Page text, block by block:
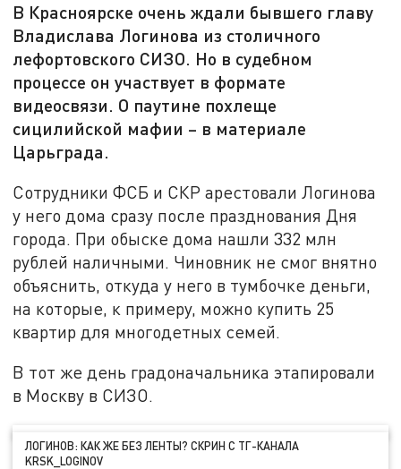
В Красноярске очень ждали бывшего главу
Владислава Логинова из столичного
лефортовского СИЗО. Но в судебном
процессе он участвует в формате
видеосвязи. О паутине похлеще
сицилийской мафии – в материале
Царьграда.
Сотрудники ФСБ и СКР арестовали Логинова
у него дома сразу после празднования Дня
города. При обыске дома нашли 332 млн
рублей наличными. Чиновник не смог внятно
объяснить, откуда у него в тумбочке деньги,
на которые, к примеру, можно купить 25
квартир для многодетных семей.
В тот же день градоначальника этапировали
в Москву в СИЗО.
ЛОГИНОВ: КАК ЖЕ БЕЗ ЛЕНТЫ? СКРИН С ТГ-КАНАЛА
KRSK_LOGINOV